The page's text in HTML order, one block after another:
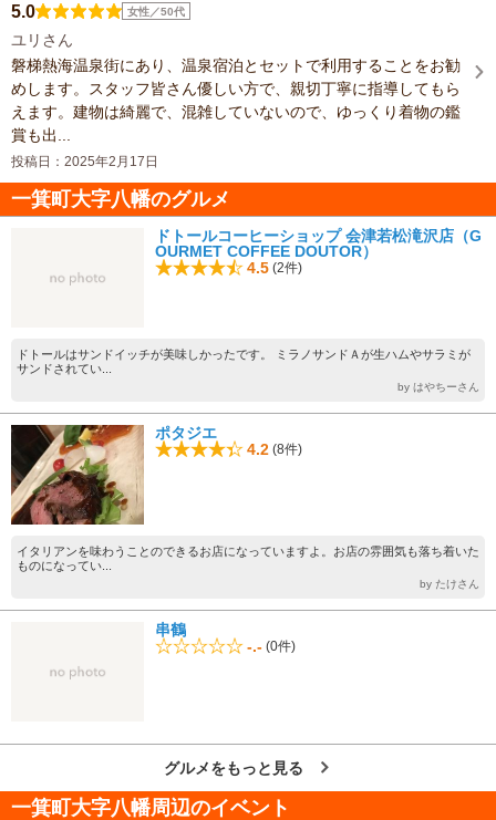
5.0 女性／50代
ユリさん
磐梯熱海温泉街にあり、温泉宿泊とセットで利用することをお勧
めします。スタッフ皆さん優しい方で、親切丁寧に指導してもら
えます。建物は綺麗で、混雑していないので、ゆっくり着物の鑑
賞も出...
投稿日：2025年2月17日
一箕町大字八幡のグルメ
ドトールコーヒーショップ 会津若松滝沢店（G
OURMET COFFEE DOUTOR）
4.5 (2件)
ドトールはサンドイッチが美味しかったです。 ミラノサンドＡが生ハムやサラミが
サンドされてい...
by はやちーさん
ポタジエ
4.2 (8件)
イタリアンを味わうことのできるお店になっていますよ。お店の雰囲気も落ち着いた
ものになってい...
by たけさん
串鶴
-.- (0件)
グルメをもっと見る
一箕町大字八幡周辺のイベント